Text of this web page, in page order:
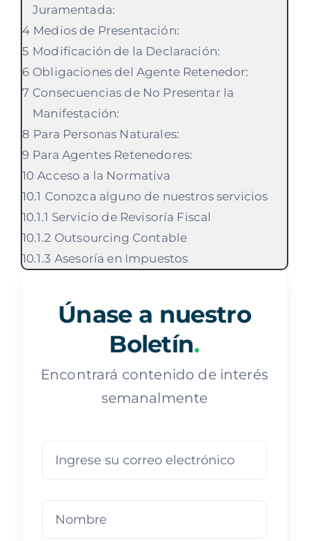
Juramentada:
Medios de Presentación:
Modificación de la Declaración:
Obligaciones del Agente Retenedor:
Consecuencias de No Presentar la
Manifestación:
Para Personas Naturales:
Para Agentes Retenedores:
Acceso a la Normativa
Conozca alguno de nuestros servicios
Servicio de Revisoría Fiscal
Outsourcing Contable
Asesoría en Impuestos
Únase a nuestro
Boletín.
Encontrará contenido de interés
semanalmente